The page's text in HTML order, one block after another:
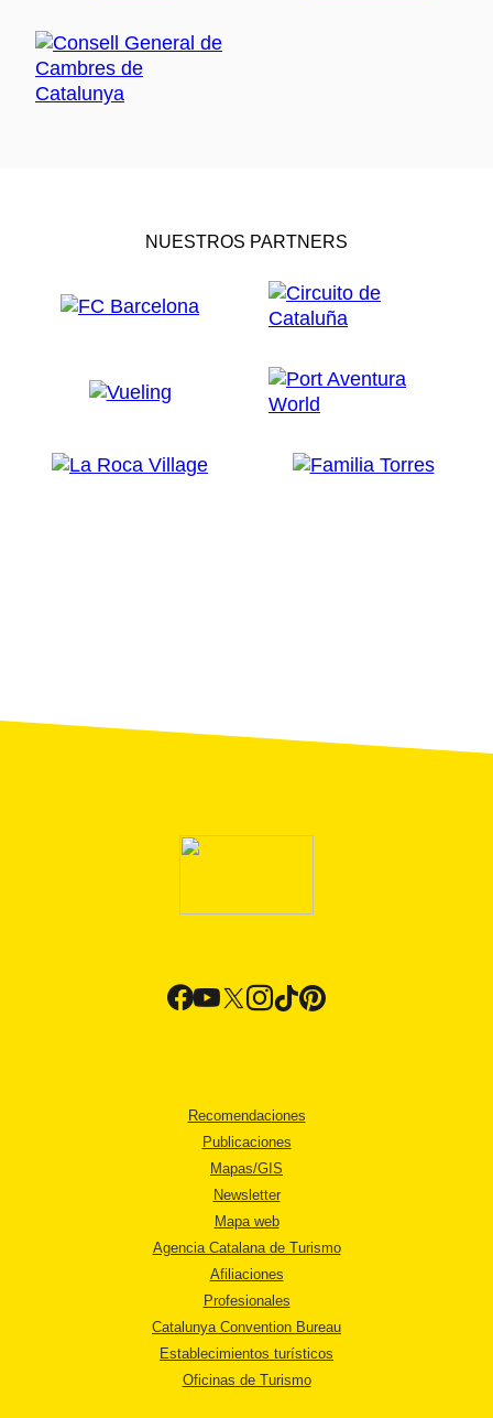
NUESTROS PARTNERS
Recomendaciones
Publicaciones
Mapas/GIS
Newsletter
Mapa web
Agencia Catalana de Turismo
Afiliaciones
Profesionales
Catalunya Convention Bureau
Establecimientos turísticos
Oficinas de Turismo